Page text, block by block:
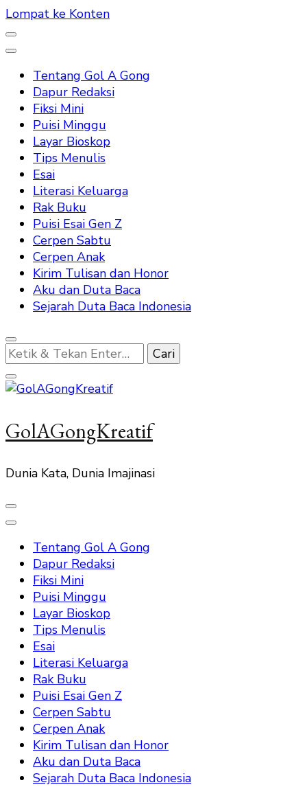
Lompat ke Konten
Tentang Gol A Gong
Dapur Redaksi
Fiksi Mini
Puisi Minggu
Layar Bioskop
Tips Menulis
Esai
Literasi Keluarga
Rak Buku
Puisi Esai Gen Z
Cerpen Sabtu
Cerpen Anak
Kirim Tulisan dan Honor
Aku dan Duta Baca
Sejarah Duta Baca Indonesia
Mencari
Sesuatu?
GolAGongKreatif
Dunia Kata, Dunia Imajinasi
Tentang Gol A Gong
Dapur Redaksi
Fiksi Mini
Puisi Minggu
Layar Bioskop
Tips Menulis
Esai
Literasi Keluarga
Rak Buku
Puisi Esai Gen Z
Cerpen Sabtu
Cerpen Anak
Kirim Tulisan dan Honor
Aku dan Duta Baca
Sejarah Duta Baca Indonesia